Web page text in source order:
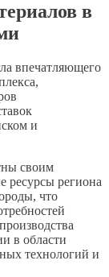
в
впечатляющего
и
своим
ресурсы региона
что
в области
технологий и